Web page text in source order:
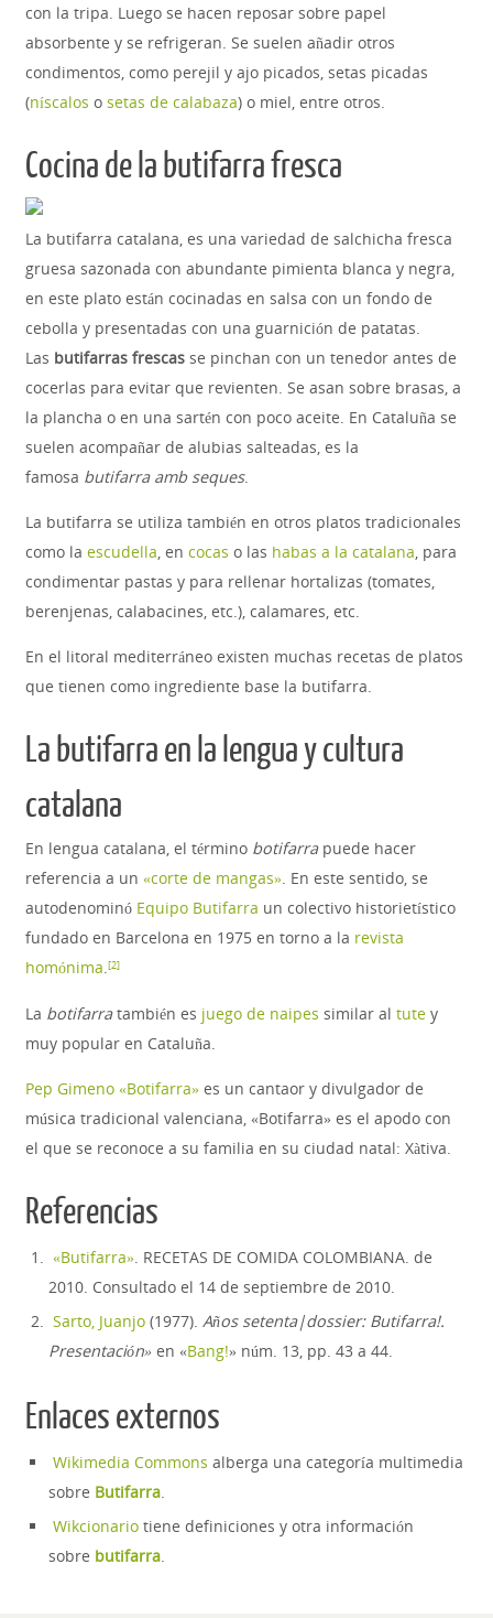
con la tripa. Luego se hacen reposar sobre papel
absorbente y se refrigeran. Se suelen añadir otros
condimentos, como perejil y ajo picados, setas picadas
(níscalos o setas de calabaza) o miel, entre otros.
Cocina de la butifarra fresca
La butifarra catalana, es una variedad de salchicha fresca
gruesa sazonada con abundante pimienta blanca y negra,
en este plato están cocinadas en salsa con un fondo de
cebolla y presentadas con una guarnición de patatas.
Las butifarras frescasse pinchan con un tenedor antes de
cocerlas para evitar que revienten. Se asan sobre brasas, a
la plancha o en una sartén con poco aceite. En Cataluña se
suelen acompañar de alubias salteadas, es la
famosa butifarra amb seques.
La butifarra se utiliza también en otros platos tradicionales
como la escudella, en cocas o las habas a la catalana, para
condimentar pastas y para rellenar hortalizas (tomates,
berenjenas, calabacines, etc.), calamares, etc.
En el litoral mediterráneo existen muchas recetas de platos
que tienen como ingrediente base la butifarra.
La butifarra en la lengua y cultura
catalana
En lengua catalana, el término botifarrapuede hacer
referencia a un «corte de mangas». En este sentido, se
autodenominó Equipo Butifarra un colectivo historietístico
fundado en Barcelona en 1975 en torno a la revista
homónima.[2]
La botifarratambién es juego de naipes similar al tutey
muy popular en Cataluña.
Pep Gimeno «Botifarra»es un cantaor y divulgador de
música tradicional valenciana, «Botifarra» es el apodo con
el que se reconoce a su familia en su ciudad natal: Xàtiva.
Referencias
«Butifarra». RECETAS DE COMIDA COLOMBIANA. de
2010. Consultado el 14 de septiembre de 2010.
Sarto, Juanjo (1977).Años setenta|dossier: Butifarra!.
Presentación» en «Bang!» núm. 13, pp. 43 a 44.
Enlaces externos
Wikimedia Commons alberga una categoría multimedia
sobre Butifarra.
Wikcionario tiene definiciones y otra información
sobre butifarra.